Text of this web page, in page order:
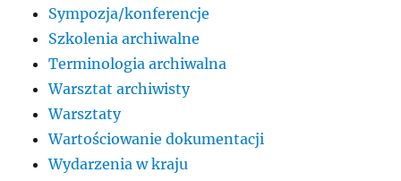
Sympozja/konferencje
Szkolenia archiwalne
Terminologia archiwalna
Warsztat archiwisty
Warsztaty
Wartościowanie dokumentacji
Wydarzenia w kraju